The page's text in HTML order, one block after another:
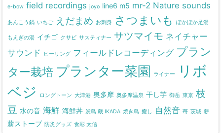
e-bow field recordings joyo line6 m5 mr-2 Nature sounds
あんこう鍋 いちご えだまめ お刺身 さつまいも ぽかぽか足湯
もえぎの湯 イチゴ クサビ サスティナー サツマイモ ネイチャー
サウンド
ヒーリング フィールドレコーディング プラン
ター栽培 プランター菜園 ライナー
リボ
ベジ
ロングトーン 大津港 奥多摩 奥多摩温泉 干し芋 御岳 東京 枝
豆 水の音 海鮮 海鮮丼 炭鳥 蔵 IKADA 焼き鳥 癒し 自然音 苺 茨城 薪
薪ストーブ 防災グッズ 食彩 太信